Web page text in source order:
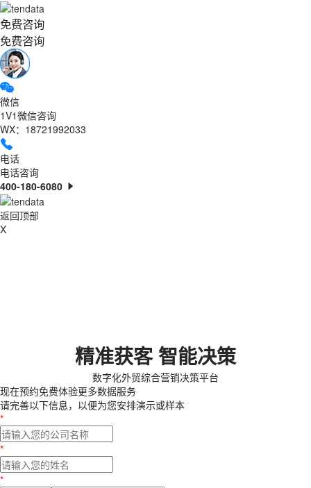
免费咨询
免费咨询
微信
1V1微信咨询
WX：18721992033
电话
电话咨询
400-180-6080
返回顶部
X
精准获客 智能决策
数字化外贸综合营销决策平台
现在预约免费体验更多数据服务
请完善以下信息，以便为您安排演示或样本
*
*
*